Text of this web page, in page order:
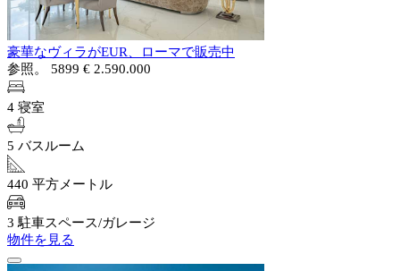
豪華なヴィラがEUR、ローマで販売中
参照。 5899 € 2.590.000
4 寝室
5 バスルーム
440 平方メートル
3 駐車スペース/ガレージ
物件を見る